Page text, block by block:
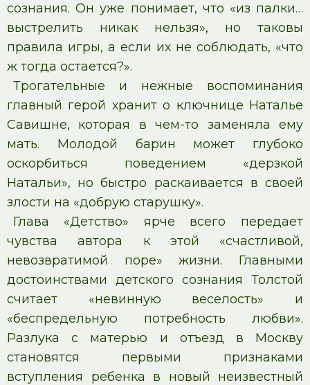
сознания. Он уже понимает, что «из палки…
выстрелить никак нельзя», но таковы
правила игры, а если их не соблюдать, «что
ж тогда остается?».
Трогательные и нежные воспоминания
главный герой хранит о ключнице Наталье
Савишне, которая в чем-то заменяла ему
мать. Молодой барин может глубоко
оскорбиться поведением «дерзкой
Натальи», но быстро раскаивается в своей
злости на «добрую старушку».
Глава «Детство» ярче всего передает
чувства автора к этой «счастливой,
невозвратимой поре» жизни. Главными
достоинствами детского сознания Толстой
считает «невинную веселость» и
«беспредельную потребность любви».
Разлука с матерью и отъезд в Москву
становятся первыми признаками
вступления ребенка в новый неизвестный